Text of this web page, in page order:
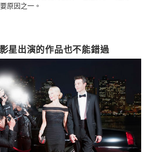
原因之一。
星出演的作品也不能錯過